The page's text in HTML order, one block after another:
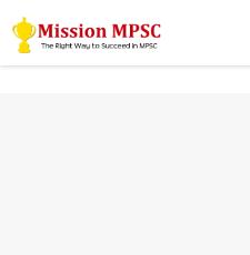
Skip
to